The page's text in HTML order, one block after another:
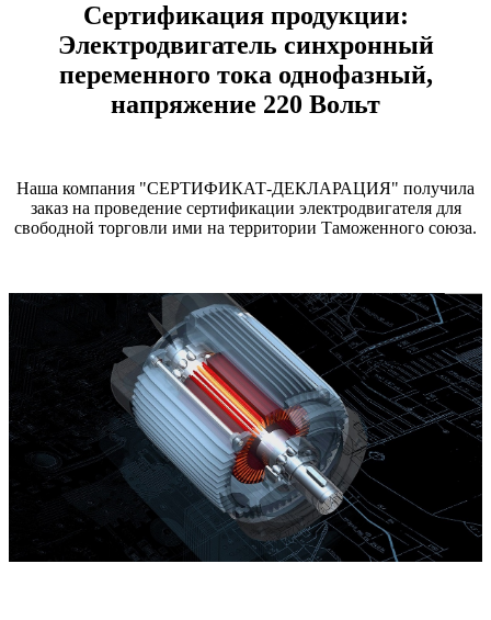
Сертификация продукции:
Электродвигатель синхронный
переменного тока однофазный,
напряжение 220 Вольт
Наша компания "СЕРТИФИКАТ-ДЕКЛАРАЦИЯ" получила
заказ на проведение сертификации электродвигателя для
свободной торговли ими на территории Таможенного союза.